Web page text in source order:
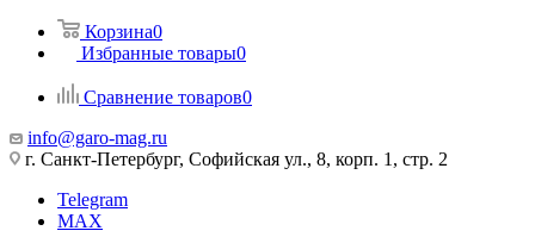
Корзина0
Избранные товары0
Сравнение товаров0
info@garo-mag.ru
г. Санкт-Петербург, Софийская ул., 8, корп. 1, стр. 2
Telegram
MAX